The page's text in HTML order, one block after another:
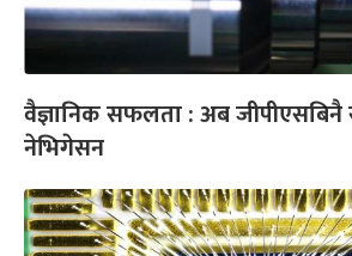
वैज्ञानिक सफलता : अब
नेभिगेसन